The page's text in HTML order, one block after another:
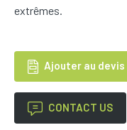
extrêmes.
Ajouter au devis
CONTACT US